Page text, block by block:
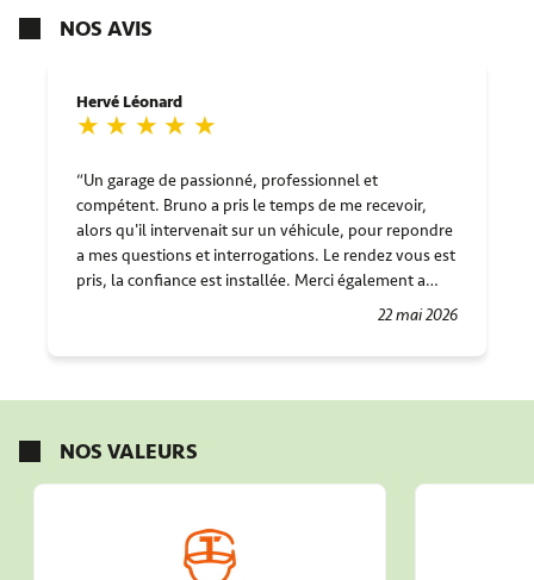
NOS AVIS
Hervé Léonard
22 mai 2026
Un garage de passionné, professionnel et
compétent. Bruno a pris le temps de me recevoir,
alors qu'il intervenait sur un véhicule, pour repondre
a mes questions et interrogations. Le rendez vous est
pris, la confiance est installée. Merci également a
Jacky 👍. Je vais aller voir sur le compte Facebook du
NOS VALEURS